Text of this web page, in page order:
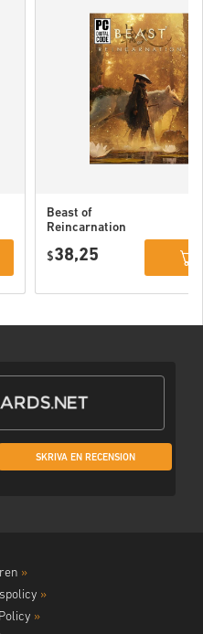
Beast of
Reincarnation
$38,25
SKRIVA EN RECENSION
»
»
»